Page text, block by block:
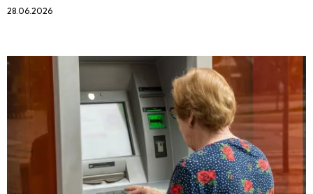
28.06.2026